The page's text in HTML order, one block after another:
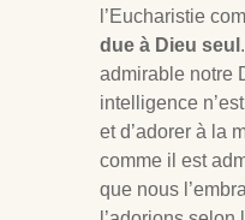
l’Eucharistie
due à Dieu seul
admirable notre
intelligence
et d’adorer à la
comme il est
que nous